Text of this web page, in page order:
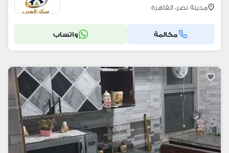
مدينة نصر، القاهرة
مكالمة واتساب